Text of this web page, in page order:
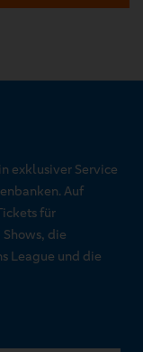
exklusiver Service
Auf
für
die
League und die